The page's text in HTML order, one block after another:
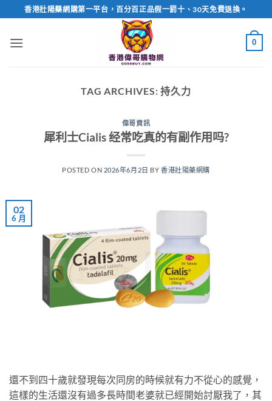
to
content
香港壯陽藥網購第一平台，百分百正品假一罰十、30天免費退換。
0
TAG ARCHIVES:持久力
偉哥資訊
犀利士Cialis 经常吃真的有副作用吗?
POSTED ON 2026年6月2日 BY 香港壯陽藥網購
02
6 月
還不到四十歲就發現每次同房的時候就有力不從心的感覺，
這樣的生活還沒有過多長時間老婆就已經開始討厭我了，其